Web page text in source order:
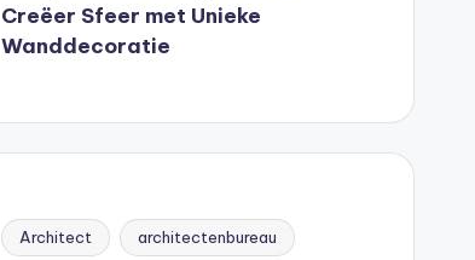
Creëer Sfeer met Unieke
Wanddecoratie
Architect architectenbureau